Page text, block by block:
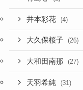
井本彩花 (4)
大久保桜子 (26)
大和田南那 (27)
天羽希純 (31)